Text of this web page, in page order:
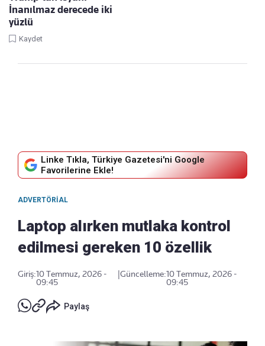
İnanılmaz derecede iki
yüzlü
Kaydet
Linke Tıkla, Türkiye Gazetesi'ni Google
Favorilerine Ekle!
ADVERTÖRIAL
Laptop alırken mutlaka kontrol
edilmesi gereken 10 özellik
Giriş:10 Temmuz, 2026 -
09:45
Güncelleme:10 Temmuz, 2026 -
09:45
Paylaş